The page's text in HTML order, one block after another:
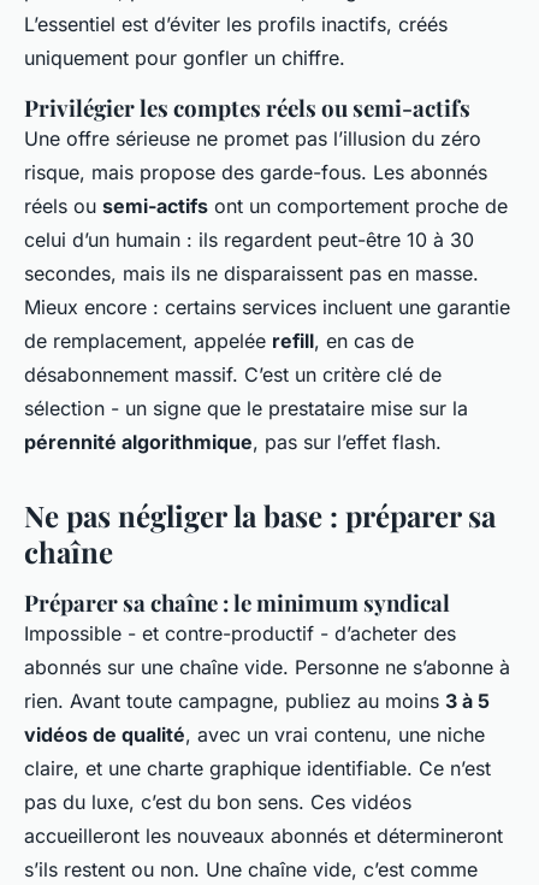
L’essentiel est d’éviter les profils inactifs, créés
uniquement pour gonfler un chiffre.
Privilégier les comptes réels ou semi-actifs
Une offre sérieuse ne promet pas l’illusion du zéro
risque, mais propose des garde-fous. Les abonnés
réels ou semi-actifs ont un comportement proche de
celui d’un humain : ils regardent peut-être 10 à 30
secondes, mais ils ne disparaissent pas en masse.
Mieux encore : certains services incluent une garantie
de remplacement, appelée refill, en cas de
désabonnement massif. C’est un critère clé de
sélection - un signe que le prestataire mise sur la
pérennité algorithmique, pas sur l’effet flash.
Ne pas négliger la base : préparer sa
chaîne
Préparer sa chaîne : le minimum syndical
Impossible - et contre-productif - d’acheter des
abonnés sur une chaîne vide. Personne ne s’abonne à
rien. Avant toute campagne, publiez au moins 3 à 5
vidéos de qualité, avec un vrai contenu, une niche
claire, et une charte graphique identifiable. Ce n’est
pas du luxe, c’est du bon sens. Ces vidéos
accueilleront les nouveaux abonnés et détermineront
s’ils restent ou non. Une chaîne vide, c’est comme